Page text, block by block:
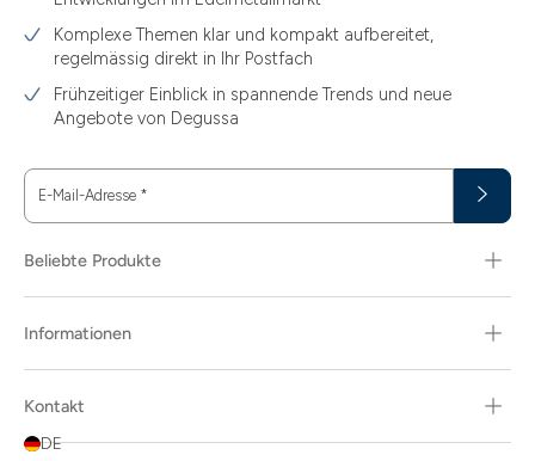
3.12
3.44
3.58
3.66
30
Komplexe Themen klar und kompakt aufbereitet,
regelmässig direkt in Ihr Postfach
Frühzeitiger Einblick in spannende Trends und neue
Angebote von Degussa
E-Mail-Adresse *
Beliebte Produkte
Informationen
Kontakt
DE